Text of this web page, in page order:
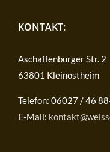
KONTAKT:
Aschaffenburger Str. 2
63801 Kleinostheim
Telefon: 06027 / 46
E-Mail: